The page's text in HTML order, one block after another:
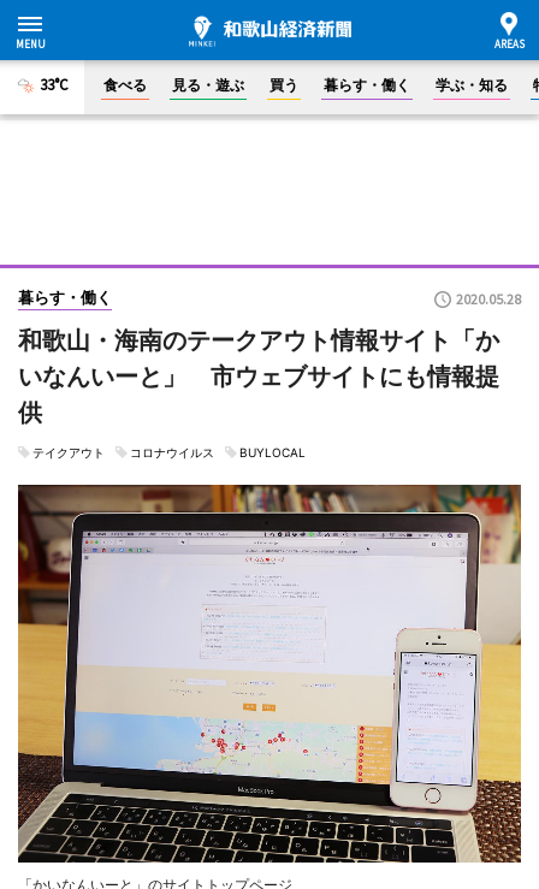
33°C 食べる 見る・遊ぶ 買う 暮らす・働く 学ぶ・知る
暮らす・働く 2020.05.28
和歌山・海南のテークアウト情報サイト「か
いなんいーと」 市ウェブサイトにも情報提
供
テイクアウト コロナウイルス BUYLOCAL
「かいなんいーと」のサイトトップページ